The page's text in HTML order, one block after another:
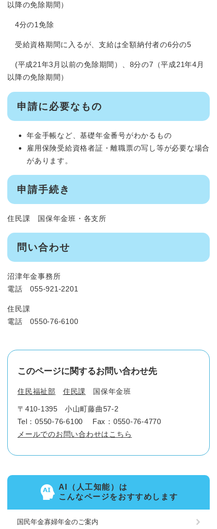
以降の免除期間）
4分の1免除
受給資格期間に入るが、支給は全額納付者の6分の5
(平成21年3月以前の免除期間）、8分の7（平成21年4月
以降の免除期間）
申請に必要なもの
年金手帳など、基礎年金番号がわかるもの
雇用保険受給資格者証・離職票の写し等が必要な場合
があります。
申請手続き
住民課 国保年金班・各支所
問い合わせ
沼津年金事務所
電話 055-921-2201
住民課
電話 0550-76-6100
このページに関するお問い合わせ先
住民福祉部 住民課 国保年金班
〒410-1395
小山町藤曲57-2
Tel：0550-76-6100
Fax：0550-76-4770
メールでのお問い合わせはこちら
AI（人工知能）は
こんなページをおすすめします
国民年金寡婦年金のご案内